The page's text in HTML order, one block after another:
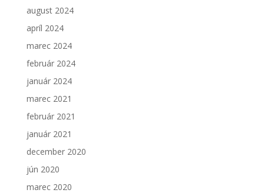
august 2024
apríl 2024
marec 2024
február 2024
január 2024
marec 2021
február 2021
január 2021
december 2020
jún 2020
marec 2020